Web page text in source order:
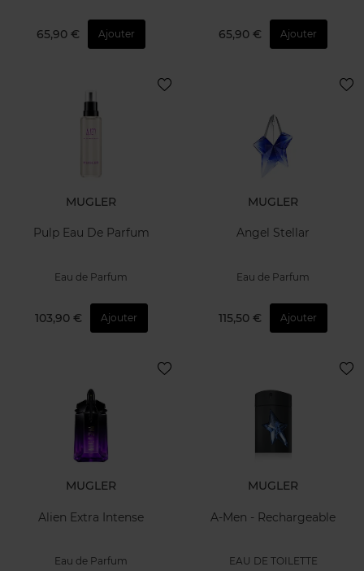
65,90 € Ajouter 65,90 € Ajouter
MUGLER
Pulp Eau De Parfum
Eau de Parfum
103,90 € Ajouter
MUGLER
Angel Stellar
Eau de Parfum
115,50 € Ajouter
MUGLER
Alien Extra Intense
Eau de Parfum
MUGLER
A-Men - Rechargeable
EAU DE TOILETTE